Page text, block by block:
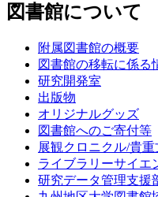
図書館について
附属図書館の概要
図書館の移転に係る
研究開発室
出版物
オリジナルグッズ
図書館へのご寄付等
展観クロニクル/貴
ライブラリーサイエ
研究データ管理支援